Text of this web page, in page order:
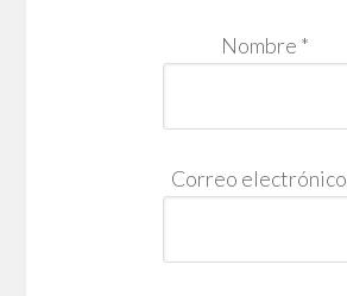
Nombre *
Correo electrónico